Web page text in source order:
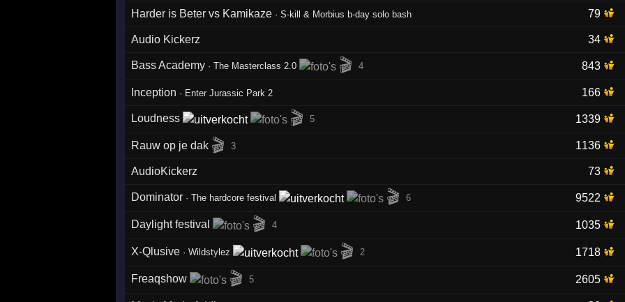
Harder is Beter vs Kamikaze ·S-kill & Morbius b-day solo bash 79
Audio Kickerz 34
Bass Academy ·The Masterclass 2.0 🎬 4 843
Inception · Enter Jurassic Park 2 166
Loudness 🎬 5 1339
Rauw op je dak 🎬 3 1136
AudioKickerz 73
Dominator ·The hardcore festival 🎬 6 9522
Daylight festival 🎬 4 1035
X-Qlusive ·Wildstylez 🎬 2 1718
Freaqshow 🎬 5 2605